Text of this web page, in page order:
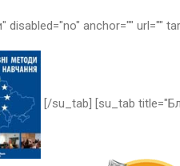
disabled="no" anchor="" url=""
[/su_tab] [su_tab